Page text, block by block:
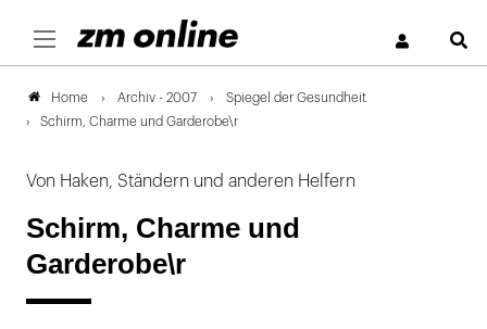
Home Archiv - 2007
Spiegel der Gesundheit
Schirm, Charme und Garderobe\r
Von Haken, Ständern und anderen Helfern
Schirm, Charme und
Garderobe\r